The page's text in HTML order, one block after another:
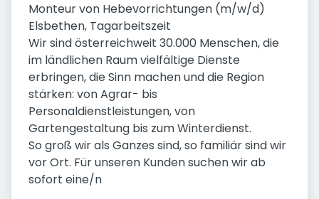
Monteur von Hebevorrichtungen (m/w/d)
Elsbethen, Tagarbeitszeit
Wir sind österreichweit 30.000 Menschen, die
im ländlichen Raum vielfältige Dienste
erbringen, die Sinn machen und die Region
stärken: von Agrar- bis
Personaldienstleistungen, von
Gartengestaltung bis zum Winterdienst.
So groß wir als Ganzes sind, so familiär sind wir
vor Ort. Für unseren Kunden suchen wir ab
sofort eine/n